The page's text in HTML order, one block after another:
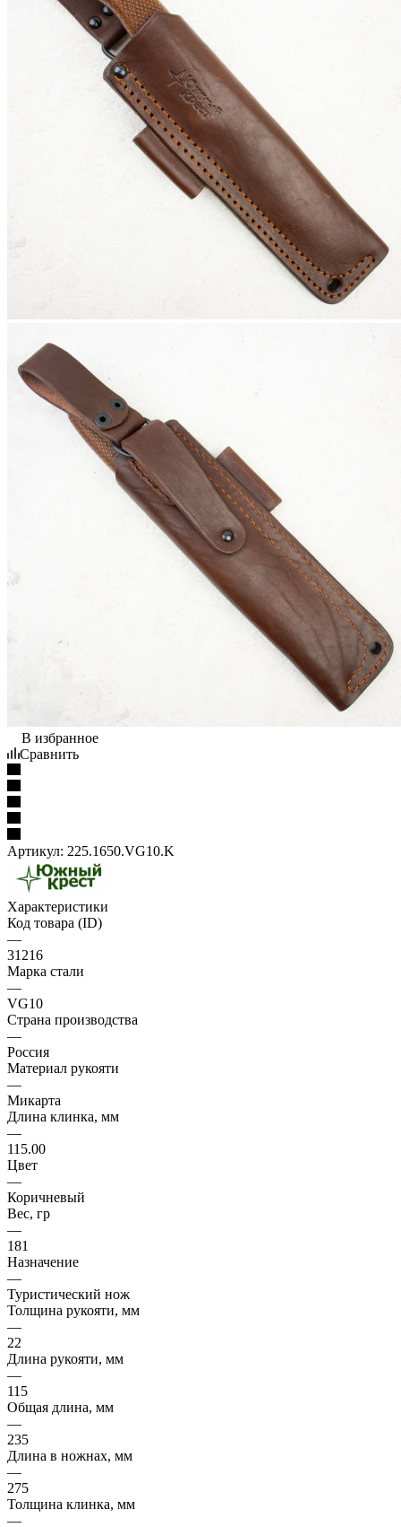
В избранное
Сравнить
Артикул: 225.1650.VG10.K
Характеристики
Код товара (ID)
—
31216
Марка стали
—
VG10
Страна производства
—
Россия
Материал рукояти
—
Микарта
Длина клинка, мм
—
115.00
Цвет
—
Коричневый
Вес, гр
—
181
Назначение
—
Туристический нож
Толщина рукояти, мм
—
22
Длина рукояти, мм
—
115
Общая длина, мм
—
235
Длина в ножнах, мм
—
275
Толщина клинка, мм
—